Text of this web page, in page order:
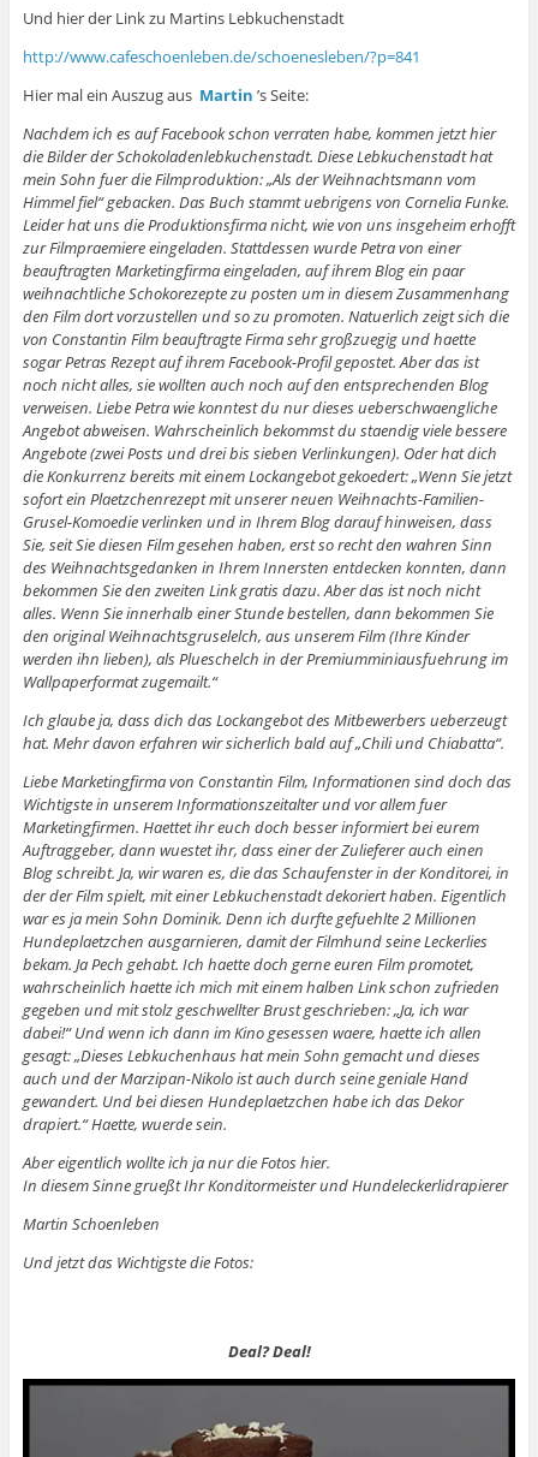
Und hier der Link zu Martins Lebkuchenstadt
http://www.cafeschoenleben.de/schoenesleben/?p=841
Hier mal ein Auszug aus Martin ’s Seite:
Nachdem ich es auf Facebook schon verraten habe, kommen jetzt hier
die Bilder der Schokoladenlebkuchenstadt. Diese Lebkuchenstadt hat
mein Sohn fuer die Filmproduktion: „Als der Weihnachtsmann vom
Himmel fiel“ gebacken. Das Buch stammt uebrigens von Cornelia Funke.
Leider hat uns die Produktionsfirma nicht, wie von uns insgeheim erhofft
zur Filmpraemiere eingeladen. Stattdessen wurde Petra von einer
beauftragten Marketingfirma eingeladen, auf ihrem Blog ein paar
weihnachtliche Schokorezepte zu posten um in diesem Zusammenhang
den Film dort vorzustellen und so zu promoten. Natuerlich zeigt sich die
von Constantin Film beauftragte Firma sehr großzuegig und haette
sogar Petras Rezept auf ihrem Facebook-Profil gepostet. Aber das ist
noch nicht alles, sie wollten auch noch auf den entsprechenden Blog
verweisen. Liebe Petra wie konntest du nur dieses ueberschwaengliche
Angebot abweisen. Wahrscheinlich bekommst du staendig viele bessere
Angebote (zwei Posts und drei bis sieben Verlinkungen). Oder hat dich
die Konkurrenz bereits mit einem Lockangebot gekoedert: „Wenn Sie jetzt
sofort ein Plaetzchenrezept mit unserer neuen Weihnachts-Familien-
Grusel-Komoedie verlinken und in Ihrem Blog darauf hinweisen, dass
Sie, seit Sie diesen Film gesehen haben, erst so recht den wahren Sinn
des Weihnachtsgedanken in Ihrem Innersten entdecken konnten, dann
bekommen Sie den zweiten Link gratis dazu. Aber das ist noch nicht
alles. Wenn Sie innerhalb einer Stunde bestellen, dann bekommen Sie
den original Weihnachtsgruselelch, aus unserem Film (Ihre Kinder
werden ihn lieben), als Plueschelch in der Premiumminiausfuehrung im
Wallpaperformat zugemailt.“
Ich glaube ja, dass dich das Lockangebot des Mitbewerbers ueberzeugt
hat. Mehr davon erfahren wir sicherlich bald auf „Chili und Chiabatta“.
Liebe Marketingfirma von Constantin Film, Informationen sind doch das
Wichtigste in unserem Informationszeitalter und vor allem fuer
Marketingfirmen. Haettet ihr euch doch besser informiert bei eurem
Auftraggeber, dann wuestet ihr, dass einer der Zulieferer auch einen
Blog schreibt. Ja, wir waren es, die das Schaufenster in der Konditorei, in
der der Film spielt, mit einer Lebkuchenstadt dekoriert haben. Eigentlich
war es ja mein Sohn Dominik. Denn ich durfte gefuehlte 2 Millionen
Hundeplaetzchen ausgarnieren, damit der Filmhund seine Leckerlies
bekam. Ja Pech gehabt. Ich haette doch gerne euren Film promotet,
wahrscheinlich haette ich mich mit einem halben Link schon zufrieden
gegeben und mit stolz geschwellter Brust geschrieben: „Ja, ich war
dabei!“ Und wenn ich dann im Kino gesessen waere, haette ich allen
gesagt: „Dieses Lebkuchenhaus hat mein Sohn gemacht und dieses
auch und der Marzipan-Nikolo ist auch durch seine geniale Hand
gewandert. Und bei diesen Hundeplaetzchen habe ich das Dekor
drapiert.“ Haette, wuerde sein.
Aber eigentlich wollte ich ja nur die Fotos hier.
In diesem Sinne grueßt Ihr Konditormeister und Hundeleckerlidrapierer
Martin Schoenleben
Und jetzt das Wichtigste die Fotos:
Deal? Deal!